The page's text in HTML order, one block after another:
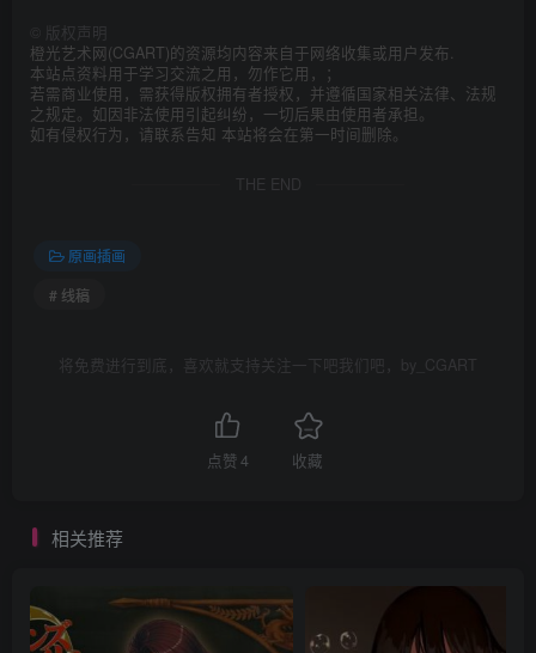
版权声明
橙光艺术网(CGART)的资源均内容来自于网络收集或用户发布.
本站点资料用于学习交流之用，勿作它用，；
若需商业使用，需获得版权拥有者授权，并遵循国家相关法律、法规
之规定。如因非法使用引起纠纷，一切后果由使用者承担。
如有侵权行为，请联系告知 本站将会在第一时间删除。
THE END
原画插画
# 线稿
将免费进行到底，喜欢就支持关注一下吧我们吧，by_CGART
点赞4 收藏
相关推荐